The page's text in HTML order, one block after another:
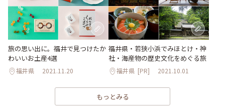
旅の思い出に。福井で見つけたか
わいいお土産4選
福井県 2021.11.20
福井県・若狭小浜でみほとけ・神
社・海産物の歴史文化をめぐる旅
福井県 [PR] 2021.10.01
もっとみる